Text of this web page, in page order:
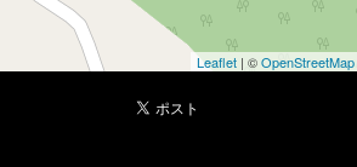
Leaflet | ©OpenStreetMap